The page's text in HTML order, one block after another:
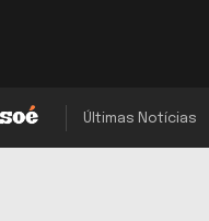
Últimas Notícias